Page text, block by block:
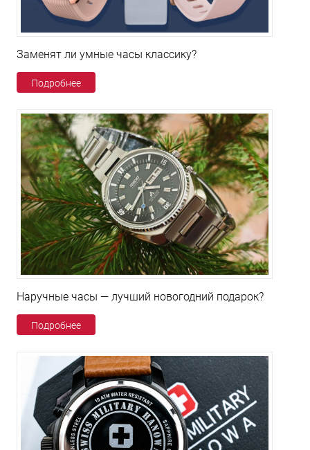
Заменят ли умные часы классику?
Подробнее
Наручные часы — лучший новогодний подарок?
Подробнее